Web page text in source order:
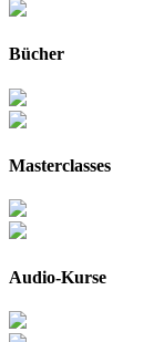
Bücher
Masterclasses
Audio-Kurse